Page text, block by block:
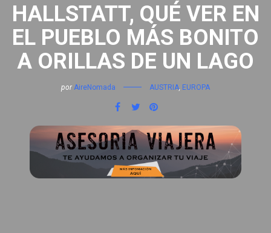
HALLSTATT, QUÉ VER EN
EL PUEBLO MÁS BONITO
A ORILLAS DE UN LAGO
por AireNomada AUSTRIA EUROPA